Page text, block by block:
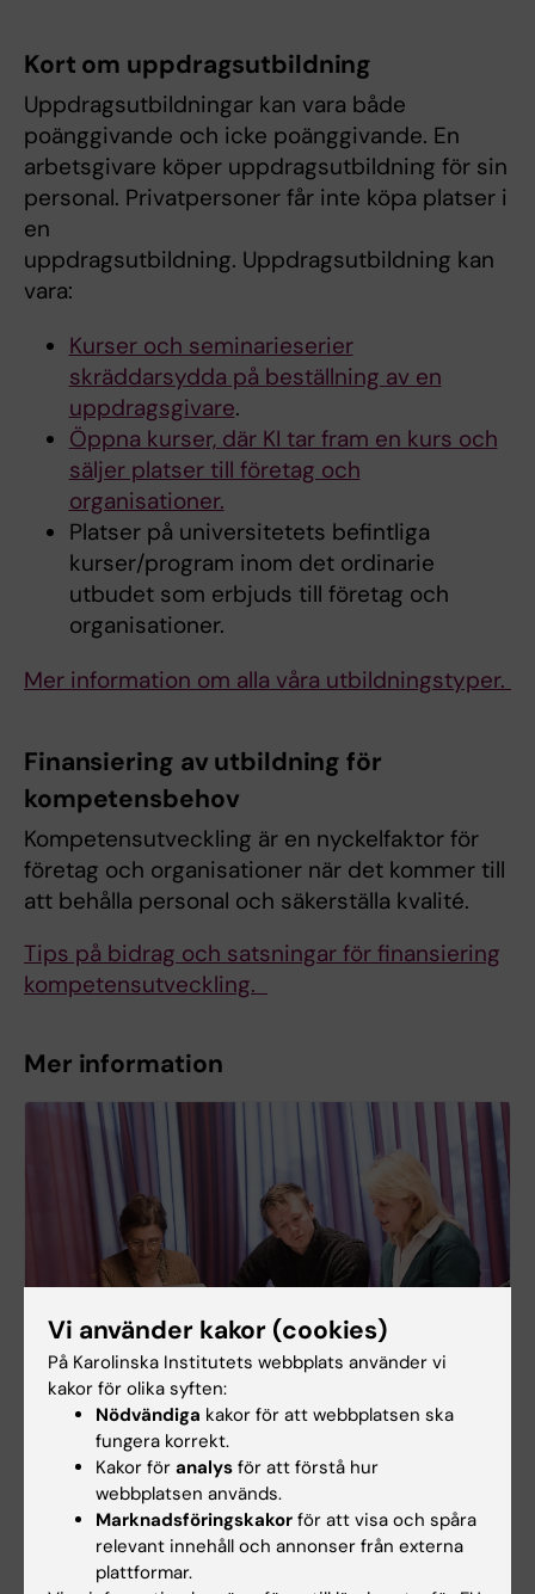
Kort om uppdragsutbildning
Uppdragsutbildningar kan vara både
poänggivande och icke poänggivande. En
arbetsgivare köper uppdragsutbildning för sin
personal. Privatpersoner får inte köpa platser i
en
uppdragsutbildning. Uppdragsutbildning kan
vara:
Kurser och seminarieserier
skräddarsydda på beställning av en
uppdragsgivare.
Öppna kurser, där KI tar fram en kurs och
säljer platser till företag och
organisationer.
Platser på universitetets befintliga
kurser/program inom det ordinarie
utbudet som erbjuds till företag och
organisationer.
Mer information om alla våra utbildningstyper.
Finansiering av utbildning för
kompetensbehov
Kompetensutveckling är en nyckelfaktor för
företag och organisationer när det kommer till
att behålla personal och säkerställa kvalité.
Tips på bidrag och satsningar för finansiering
kompetensutveckling.
Mer information
För dig som är kursdeltagare
Vi använder kakor (cookies)
På Karolinska Institutets webbplats använder vi
kakor för olika syften:
Nödvändiga kakor för att webbplatsen ska
fungera korrekt.
Kakor för analys för att förstå hur
webbplatsen används.
Marknadsföringskakor för att visa och spåra
relevant innehåll och annonser från externa
plattformar.